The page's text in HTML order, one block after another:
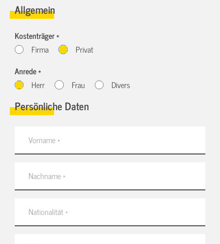
Allgemein
Kostenträger *
Firma
Privat
Anrede *
Herr
Frau Divers
Persönliche Daten